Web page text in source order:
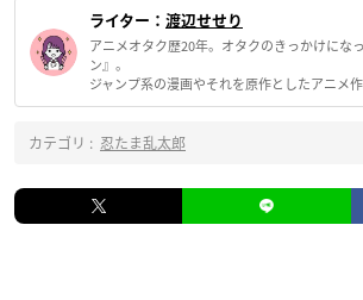
ライター： 渡辺せせり
アニメオタク歴20年。オタクのきっかけにな
ン』。
ジャンプ系の漫画やそれを原作としたアニメ作
カテゴリ : 忍たま乱太郎